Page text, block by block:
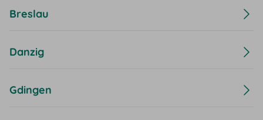
Breslau
Danzig
Gdingen